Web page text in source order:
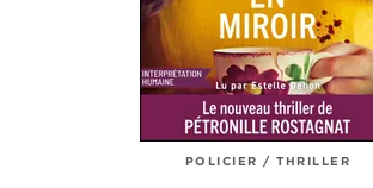
POLICIER / THRILLER